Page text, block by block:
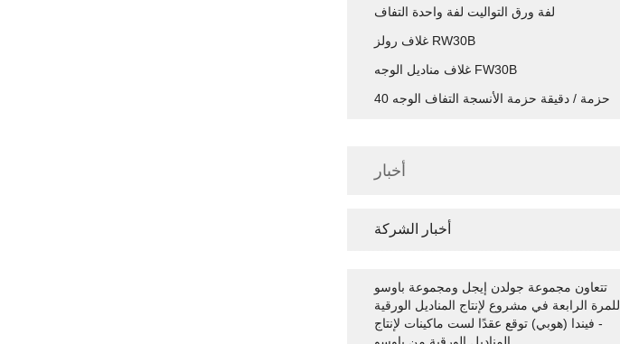
لفة ورق التواليت لفة واحدة التفاف
غلاف رولز RW30B
غلاف مناديل الوجه FW30B
40 حزمة / دقيقة حزمة الأنسجة التفاف الوجه
أخبار
أخبار الشركة
تتعاون مجموعة جولدن إيجل ومجموعة باوسو
للمرة الرابعة في مشروع لإنتاج المناديل الورقية
- فيندا (هوبي) توقع عقدًا لست ماكينات لإنتاج